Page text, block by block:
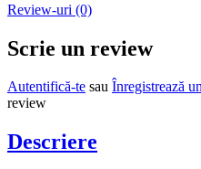
Review-uri (0)
Scrie un review
Autentifică-te sau Înregistrează
review
Descriere